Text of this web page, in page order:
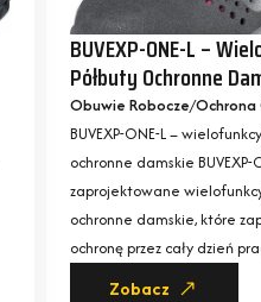
BUVEXP-ONE-L –
Półbuty Ochronne
Obuwie Robocze
BUVEXP-ONE-L –
ochronne damskie
zaprojektowane
ochronne damskie, które
ochronę przez cały dzień
Zobacz